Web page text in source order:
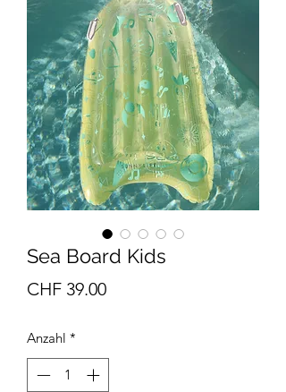
Sea Board Kids
CHF 39.00Preis
Anzahl *